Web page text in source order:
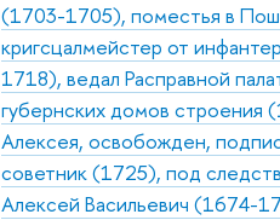
(1703-1705), поместья в
кригсцалмейстер от
1718), ведал Расправной
губернских домов строения
Алексея, освобожден,
советник (1725), под
Алексей Васильевич (1674-